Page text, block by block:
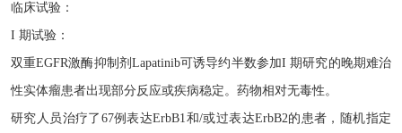
临床试验：
I 期试验：
双重EGFR激酶抑制剂Lapatinib可诱导约半数参加I 期研究的晚期难治
性实体瘤患者出现部分反应或疾病稳定。药物相对无毒性。
研究人员治疗了 67例表达ErbB1和/或过表达ErbB2的患者，随机指定